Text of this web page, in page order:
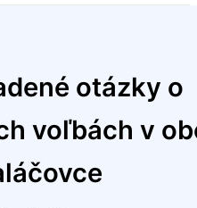
otázky o
voľbách v